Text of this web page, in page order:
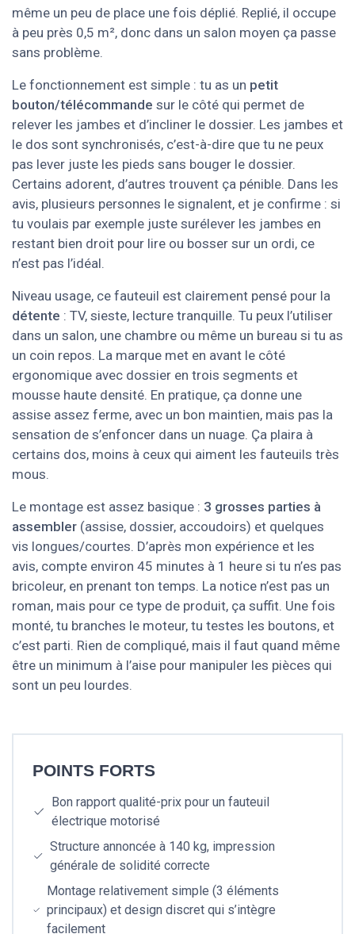
même un peu de place une fois déplié. Replié, il occupe
à peu près 0,5 m², donc dans un salon moyen ça passe
sans problème.
Le fonctionnement est simple : tu as un petit
bouton/télécommande sur le côté qui permet de
relever les jambes et d’incliner le dossier. Les jambes et
le dos sont synchronisés, c’est-à-dire que tu ne peux
pas lever juste les pieds sans bouger le dossier.
Certains adorent, d’autres trouvent ça pénible. Dans les
avis, plusieurs personnes le signalent, et je confirme : si
tu voulais par exemple juste surélever les jambes en
restant bien droit pour lire ou bosser sur un ordi, ce
n’est pas l’idéal.
Niveau usage, ce fauteuil est clairement pensé pour la
détente : TV, sieste, lecture tranquille. Tu peux l’utiliser
dans un salon, une chambre ou même un bureau si tu as
un coin repos. La marque met en avant le côté
ergonomique avec dossier en trois segments et
mousse haute densité. En pratique, ça donne une
assise assez ferme, avec un bon maintien, mais pas la
sensation de s’enfoncer dans un nuage. Ça plaira à
certains dos, moins à ceux qui aiment les fauteuils très
mous.
Le montage est assez basique : 3 grosses parties à
assembler (assise, dossier, accoudoirs) et quelques
vis longues/courtes. D’après mon expérience et les
avis, compte environ 45 minutes à 1 heure si tu n’es pas
bricoleur, en prenant ton temps. La notice n’est pas un
roman, mais pour ce type de produit, ça suffit. Une fois
monté, tu branches le moteur, tu testes les boutons, et
c’est parti. Rien de compliqué, mais il faut quand même
être un minimum à l’aise pour manipuler les pièces qui
sont un peu lourdes.
POINTS FORTS
Bon rapport qualité-prix pour un fauteuil
électrique motorisé
Structure annoncée à 140 kg, impression
générale de solidité correcte
Montage relativement simple (3 éléments
principaux) et design discret qui s’intègre
facilement